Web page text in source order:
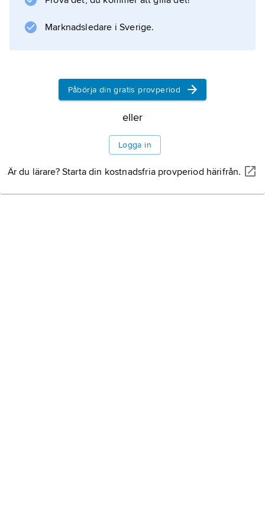
Marknadsledare i Sverige.
Påbörja din gratis provperiod
eller
Logga in
Är du lärare? Starta din kostnadsfria provperiod härifrån.